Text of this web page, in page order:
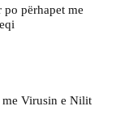
përhapet me
Virusin e Nilit